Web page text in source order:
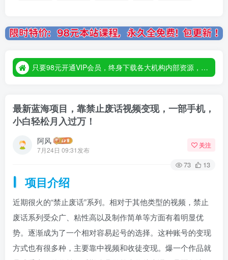
只要98元开通VIP会员，终身下载各大机构内部资源，一站式草根创业基地，最新最强网赚教程大全，小投入，大回报！
只要98元开通VIP会员，终身下载各大机构内部资源，一站式草根创业基地，最新最强网赚教程大全，小投入，大回报！
最新蓝海项目，靠禁止废话视频变现，一部手机，
小白轻松月入过万！
阿风
7月24日 09:31发布
关注
73 13
项目介绍
近期很火的“禁止废话”系列。相对于其他类型的视频，禁止
废话系列受众广、粘性高以及制作简单等方面有着明显优
势。逐渐成为了一个相对容易起号的选择。这种账号的变现
方式也有很多种，主要靠中视频和收徒变现。爆一个作品就